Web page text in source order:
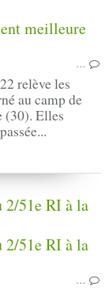
…
relève les
au camp de
(30). Elles
2/51e RI à la
…